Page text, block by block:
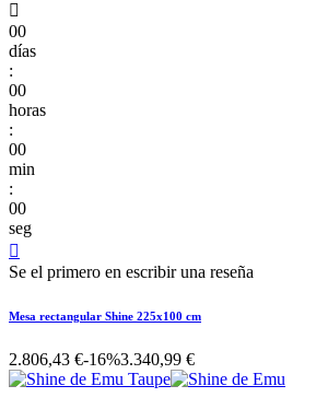

00
días
:
00
horas
:
00
min
:
00
seg

Se el primero en escribir una reseña
Mesa rectangular Shine 225x100 cm
2.806,43 €-16%3.340,99 €